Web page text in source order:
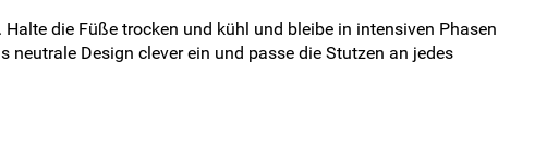
die Füße trocken und kühl und bleibe in intensiven Phasen
Design clever ein und passe die Stutzen an jedes